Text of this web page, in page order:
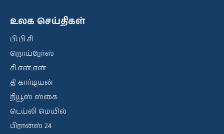
உலக செய்திகள்
பி.பி.சி
றொய்ரேர்ஸ்
சி.என்.என்
தி கார்டியன்
நியூஸ் ஸ்கை
டெய்லி மெயில்
பிரான்ஸ் 24